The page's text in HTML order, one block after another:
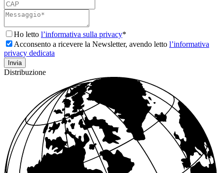
Ho letto l’informativa sulla privacy*
Acconsento a ricevere la Newsletter, avendo letto l’informativa
privacy dedicata
Distribuzione